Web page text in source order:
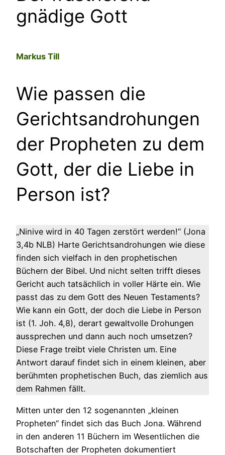
gnädige Gott
Markus Till
Wie passen die
Gerichtsandrohungen
der Propheten zu dem
Gott, der die Liebe in
Person ist?
„Ninive wird in 40 Tagen zerstört werden!“ (Jona
3,4b NLB) Harte Gerichtsandrohungen wie diese
finden sich vielfach in den prophetischen
Büchern der Bibel. Und nicht selten trifft dieses
Gericht auch tatsächlich in voller Härte ein. Wie
passt das zu dem Gott des Neuen Testaments?
Wie kann ein Gott, der doch die Liebe in Person
ist (1. Joh. 4,8), derart gewaltvolle Drohungen
aussprechen und dann auch noch umsetzen?
Diese Frage treibt viele Christen um. Eine
Antwort darauf findet sich in einem kleinen, aber
berühmten prophetischen Buch, das ziemlich aus
dem Rahmen fällt.
Mitten unter den 12 sogenannten „kleinen
Propheten“ findet sich das Buch Jona. Während
in den anderen 11 Büchern im Wesentlichen die
Botschaften der Propheten dokumentiert